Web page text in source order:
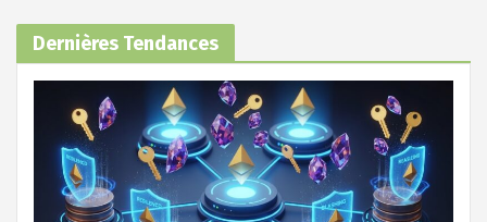
Dernières Tendances